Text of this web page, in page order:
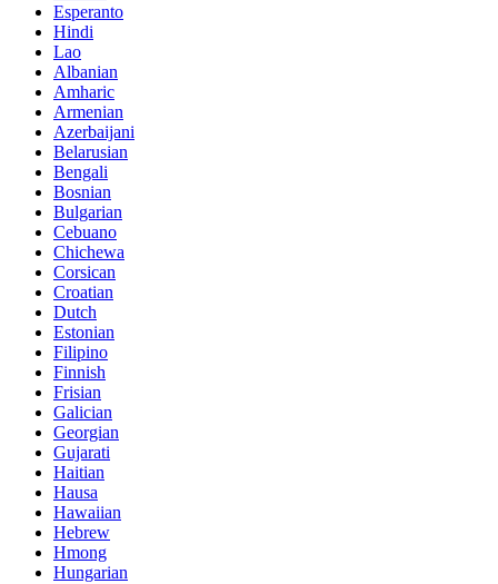
Esperanto
Hindi
Lao
Albanian
Amharic
Armenian
Azerbaijani
Belarusian
Bengali
Bosnian
Bulgarian
Cebuano
Chichewa
Corsican
Croatian
Dutch
Estonian
Filipino
Finnish
Frisian
Galician
Georgian
Gujarati
Haitian
Hausa
Hawaiian
Hebrew
Hmong
Hungarian